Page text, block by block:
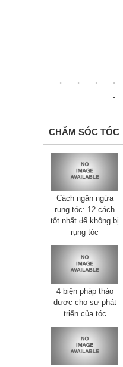
CHĂM SÓC TÓC
Cách ngăn ngừa
rụng tóc: 12 cách
tốt nhất để không bị
rụng tóc
4 biện pháp thảo
dược cho sự phát
triển của tóc